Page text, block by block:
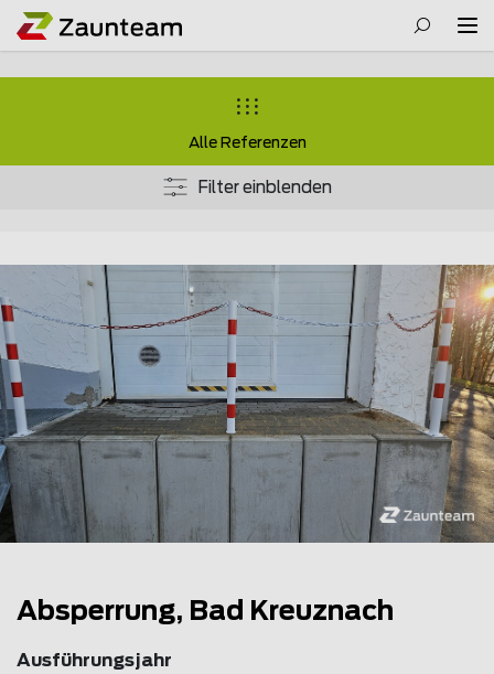
Alle Referenzen
Filter einblenden
Absperrung, Bad Kreuznach
Ausführungsjahr